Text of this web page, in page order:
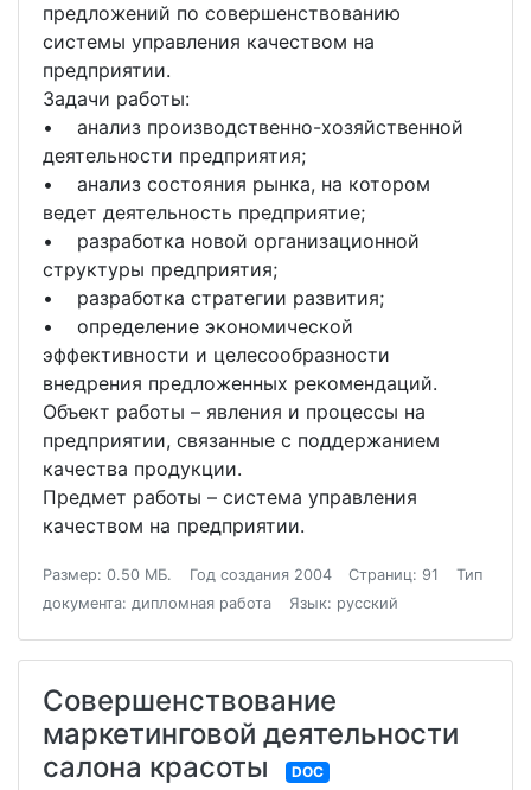
предложений по совершенствованию
системы управления качеством на
предприятии.
Задачи работы:
• анализ производственно-хозяйственной
деятельности предприятия;
• анализ состояния рынка, на котором
ведет деятельность предприятие;
• разработка новой организационной
структуры предприятия;
• разработка стратегии развития;
• определение экономической
эффективности и целесообразности
внедрения предложенных рекомендаций.
Объект работы – явления и процессы на
предприятии, связанные с поддержанием
качества продукции.
Предмет работы – система управления
качеством на предприятии.
Размер: 0.50 МБ. Год создания 2004 Страниц: 91
Тип
документа: дипломная работа
Язык: русский
Совершенствование
маркетинговой деятельности
салона красоты
DOC